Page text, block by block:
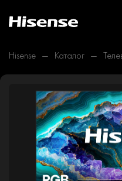
Hisense Каталог